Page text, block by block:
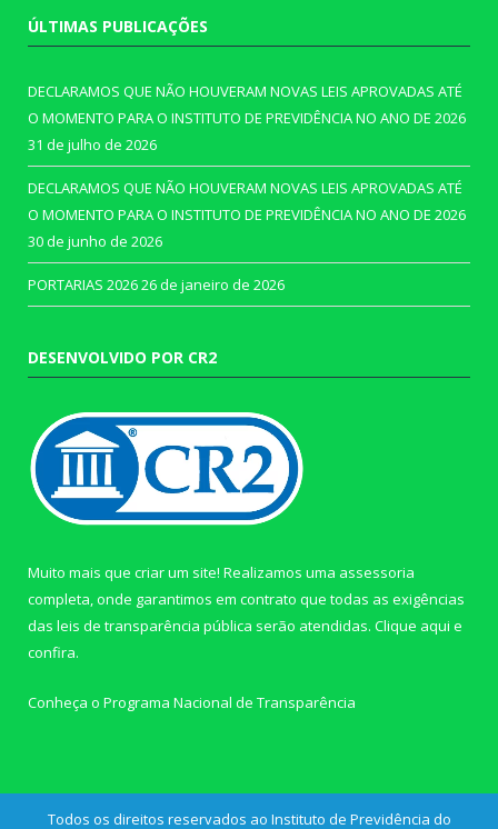
ÚLTIMAS PUBLICAÇÕES
DECLARAMOS QUE NÃO HOUVERAM NOVAS LEIS APROVADAS ATÉ
O MOMENTO PARA O INSTITUTO DE PREVIDÊNCIA NO ANO DE 2026
31 de julho de 2026
DECLARAMOS QUE NÃO HOUVERAM NOVAS LEIS APROVADAS ATÉ
O MOMENTO PARA O INSTITUTO DE PREVIDÊNCIA NO ANO DE 2026
30 de junho de 2026
PORTARIAS 202626 de janeiro de 2026
DESENVOLVIDO POR CR2
Muito mais que criar um site! Realizamos uma assessoria
completa, onde garantimos em contrato que todas as exigências
das leis de transparência pública serão atendidas. Clique aqui e
confira.
Conheça o Programa Nacional de Transparência
Todos os direitos reservados ao Instituto de Previdência do